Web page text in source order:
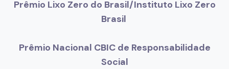
Prêmio Lixo Zero do Brasil/Instituto Lixo Zero
Brasil
Prêmio Nacional CBIC de Responsabilidade
Social